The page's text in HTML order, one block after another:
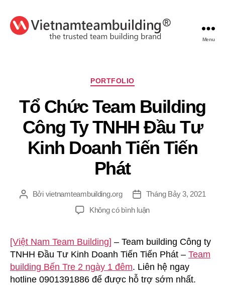
Menu
Chuyên
PORTFOLIO
Tổ Chức Team Building
Công Ty TNHH Đầu Tư
Kinh Doanh Tiến Tiến
Phát
TácBởi vietnamteambuilding.org
Ngày
đăng
Tháng Bảy 3, 2021
Không có bình luậnở
Team
Building
Công
Ty
TNHH
[Việt Nam Team Building] – Team building Công ty
TNHH Đầu Tư Kinh Doanh Tiến Tiến Phát – Team
building Bến Tre 2 ngày 1 đêm. Liên hệ ngay
hotline 0901391886 để được hỗ trợ sớm nhất.